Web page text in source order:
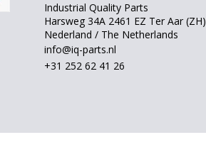
Industrial Quality Parts
Harsweg 34A 2461 EZ Ter Aar (ZH)
Nederland / The Netherlands
info@iq-parts.nl
+31 252 62 41 26